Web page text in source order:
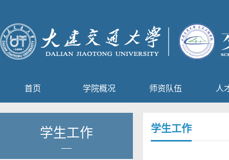
首页 学院概况 师资队伍 人
学生工作 学生工作